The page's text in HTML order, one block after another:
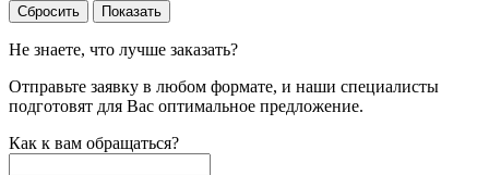
Сбросить Показать
Не знаете, что лучше заказать?
Отправьте заявку в любом формате, и наши специалисты
подготовят для Вас оптимальное предложение.
Как к вам обращаться?